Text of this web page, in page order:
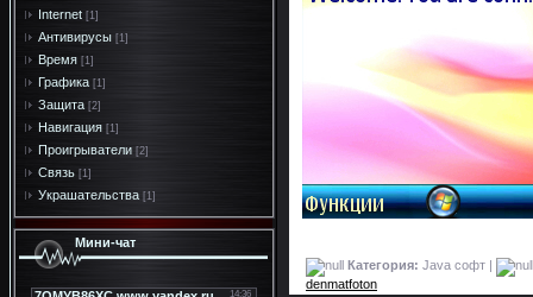
Internet [1]
Антивирусы [1]
Время [1]
Графика [1]
Защита [2]
Навигация [1]
Проигрыватели [2]
Связь [1]
Украшательства [1]
Мини-чат
Категория: Java софт |
denmatfoton